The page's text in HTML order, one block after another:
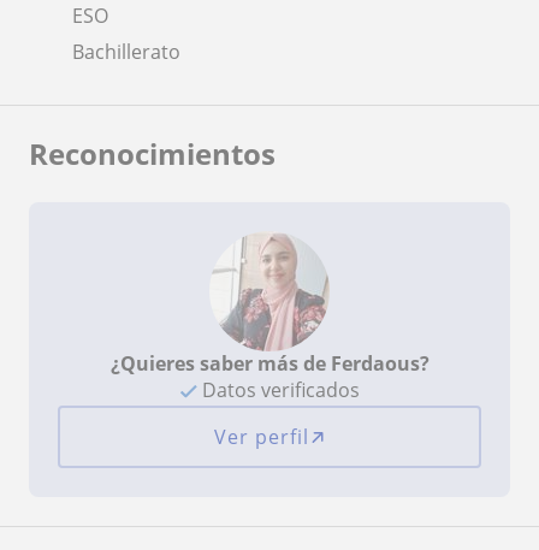
ESO
Bachillerato
Reconocimientos
¿Quieres saber más de Ferdaous?
Datos verificados
Ver perfil